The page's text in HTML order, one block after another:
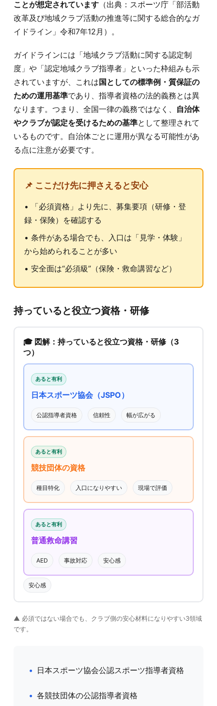
ことが想定されています （出典：スポーツ庁「部活動
改革及び地域クラブ活動の推進等に関する総合的なガ
イドライン」令和7年12月）。
ガイドラインには「地域クラブ活動に関する認定制
度」や「認定地域クラブ指導者」といった枠組みも示
されていますが、これは 国としての標準例・質保証の
ための運用基準であり、指導者資格の法的義務とは異
なります。つまり、全国一律の義務ではなく、 自治体
やクラブが認定を受けるための基準として整理されて
いるものです。自治体ごとに運用が異なる可能性があ
る点に注意が必要です。
📌 ここだけ先に押さえると安心
• 「必須資格」より先に、募集要項（研修・登
録・保険）を確認する
• 条件がある場合でも、入口は「見学・体験」
から始められることが多い
• 安全面は“必須級”（保険・救命講習など）
持っていると役立つ資格・研修
🎓 図解：持っていると役立つ資格・研修（3
つ）
あると有利
日本スポーツ協会（JSPO）
公認指導者資格 信頼性 幅が広がる
あると有利
競技団体の資格
種目特化 入口になりやすい 現場で評価
あると有利
普通救命講習
AED 事故対応 安心感
安心感
▲ 必須ではない場合でも、クラブ側の安心材料になりやすい3領域
です。
日本スポーツ協会公認スポーツ指導者資格
各競技団体の公認指導者資格